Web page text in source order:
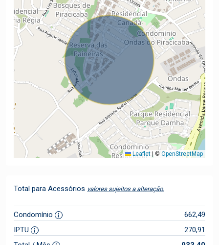
Leaflet | © OpenStreetMap
Total para Acessórios valores sujeitos a alteração.
Condomínio
662,49
IPTU
270,91